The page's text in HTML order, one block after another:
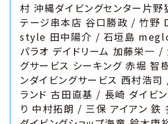
村 沖縄ダイビングセンター片
テージ串本店 谷口勝政 / 竹
style 田中陽介 / 石垣島
パラオ デイドリーム 加藤栄一 /
グサービス シーキング 赤堀 智
ンダイビングサービス 西村浩
ランド 古田直基 / 長崎 ダイビ
り 中村拓朗 / 三保 アイアン